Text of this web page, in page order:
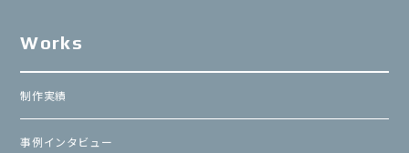
Works
制作実績
事例インタビュー